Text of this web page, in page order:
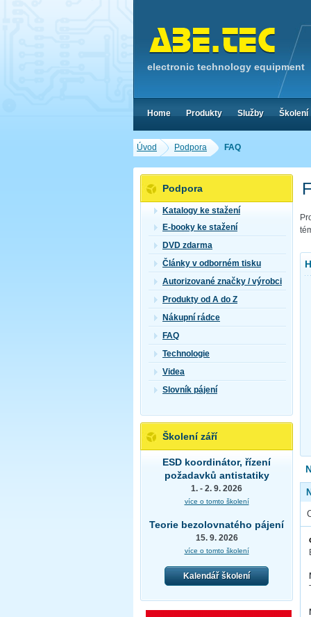
Úvod Podpora FAQ
Podpora
Katalogy ke stažení
E-booky ke stažení
DVD zdarma
Články v odborném tisku
Autorizované značky / výrobci
Produkty od A do Z
Nákupní rádce
FAQ
Technologie
Videa
Slovník pájení
Školení září
ESD koordinátor, řízení
požadavků antistatiky
1. - 2. 9. 2026
více o tomto školení
Teorie bezolovnatého pájení
15. 9. 2026
více o tomto školení
Kalendář školení
electronic technology equipment
Home Produkty Služby Školení